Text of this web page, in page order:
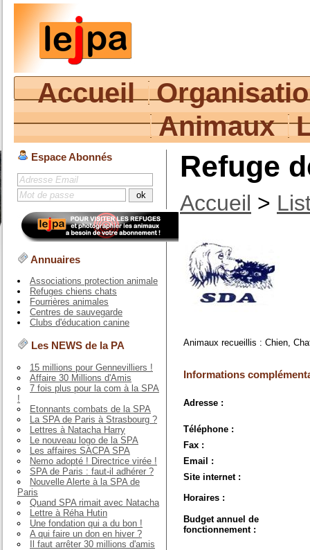
Accueil
Animaux
Espace Abonnés
Annuaires
Associations protection animale
Refuges chiens chats
Fourrières animales
Centres de sauvegarde
Clubs d'éducation canine
Les NEWS de la PA
15 millions pour Gennevilliers !
Affaire 30 Millions d'Amis
7 fois plus pour la com à la SPA
!
Etonnants combats de la SPA
La SPA de Paris à Strasbourg ?
Lettres à Natacha Harry
Le nouveau logo de la SPA
Les affaires SACPA SPA
Nemo adopté ! Directrice virée !
SPA de Paris : faut-il adhérer ?
Nouvelle Alerte à la SPA de
Paris
Quand SPA rimait avec Natacha
Lettre à Réha Hutin
Une fondation qui a du bon !
A qui faire un don en hiver ?
Il faut arrêter 30 millions d'amis
Refuge
Accueil >
Animaux recueillis : Chien,
Informations
Adresse :
Téléphone :
Fax :
Email :
Site internet :
Horaires :
Budget annuel de
fonctionnement :